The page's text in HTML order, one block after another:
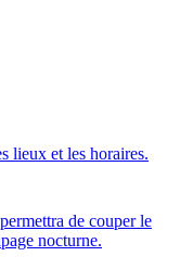
lieux et les horaires.
de couper le
nocturne.